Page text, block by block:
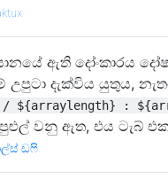
ඇති දෝංකාරය
උපුටා දැක්විය යුතුය,
${arraylength} :
වනු ඇත, එය ටැබ්
ඩෆි